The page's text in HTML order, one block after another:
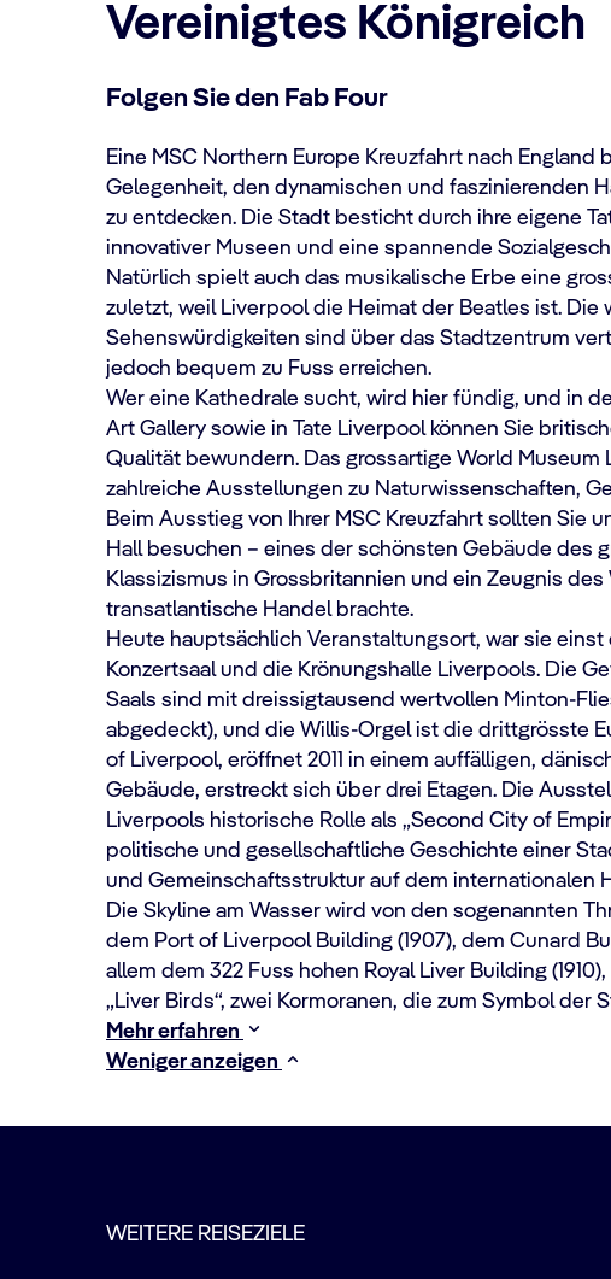
Vereinigtes Königreich
Folgen Sie den Fab Four
Eine MSC Northern Europe Kreuzfahrt nach England
Gelegenheit, den dynamischen und faszinierenden
zu entdecken. Die Stadt besticht durch ihre eigene
innovativer Museen und eine spannende
Natürlich spielt auch das musikalische Erbe eine
zuletzt, weil Liverpool die Heimat der Beatles ist. Die
Sehenswürdigkeiten sind über das Stadtzentrum
jedoch bequem zu Fuss erreichen.
Wer eine Kathedrale sucht, wird hier fündig, und in
Art Gallery sowie in Tate Liverpool können Sie
Qualität bewundern. Das grossartige World Museum
zahlreiche Ausstellungen zu Naturwissenschaften,
Beim Ausstieg von Ihrer MSC Kreuzfahrt sollten Sie
Hall besuchen – eines der schönsten Gebäude des
Klassizismus in Grossbritannien und ein Zeugnis
transatlantische Handel brachte.
Heute hauptsächlich Veranstaltungsort, war sie
Konzertsaal und die Krönungshalle Liverpools. Die
Saals sind mit dreissigtausend wertvollen Minton-
abgedeckt), und die Willis-Orgel ist die drittgrösste
of Liverpool, eröffnet 2011 in einem auffälligen,
Gebäude, erstreckt sich über drei Etagen. Die
Liverpools historische Rolle als „Second City of
politische und gesellschaftliche Geschichte einer
und Gemeinschaftsstruktur auf dem internationalen
Die Skyline am Wasser wird von den sogenannten
dem Port of Liverpool Building (1907), dem Cunard
allem dem 322 Fuss hohen Royal Liver Building
„Liver Birds“, zwei Kormoranen, die zum Symbol der
Mehr erfahren
Weniger anzeigen
WEITERE REISEZIELE